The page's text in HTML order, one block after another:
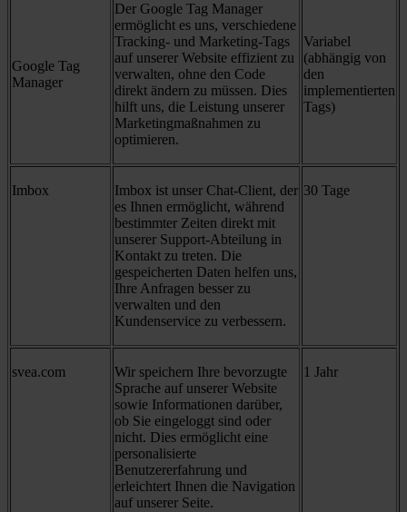
Google Tag
Manager
Der Google Tag Manager
ermöglicht es uns, verschiedene
Tracking- und Marketing-Tags
auf unserer Website effizient zu
verwalten, ohne den Code
direkt ändern zu müssen. Dies
hilft uns, die Leistung unserer
Marketingmaßnahmen zu
optimieren.
Variabel
(abhängig von
den
implementierten
Tags)
Imbox
Imbox ist unser Chat-Client, der
es Ihnen ermöglicht, während
bestimmter Zeiten direkt mit
unserer Support-Abteilung in
Kontakt zu treten. Die
gespeicherten Daten helfen uns,
Ihre Anfragen besser zu
verwalten und den
Kundenservice zu verbessern.
30 Tage
svea.com
Wir speichern Ihre bevorzugte
Sprache auf unserer Website
sowie Informationen darüber,
ob Sie eingeloggt sind oder
nicht. Dies ermöglicht eine
personalisierte
Benutzererfahrung und
erleichtert Ihnen die Navigation
auf unserer Seite.
1 Jahr